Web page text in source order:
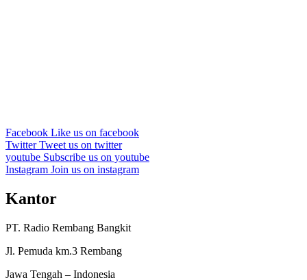
Facebook Like us on facebook
TwitterTweet us on twitter
youtube Subscribe us on youtube
Instagram Join us on instagram
Kantor
PT. Radio Rembang Bangkit
Jl. Pemuda km.3 Rembang
Jawa Tengah – Indonesia